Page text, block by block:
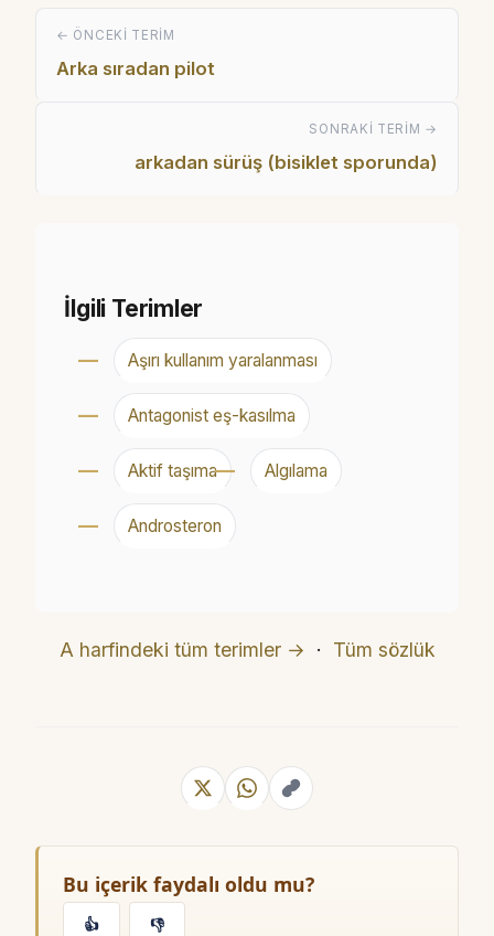
← ÖNCEKI TERIM
Arka sıradan pilot
SONRAKI TERIM →
arkadan sürüş (bisiklet sporunda)
İlgili Terimler
Aşırı kullanım yaralanması
Antagonist eş-kasılma
Aktif taşıma Algılama
Androsteron
A harfindeki tüm terimler → · Tüm sözlük
Bu içerik faydalı oldu mu?
👍 👎